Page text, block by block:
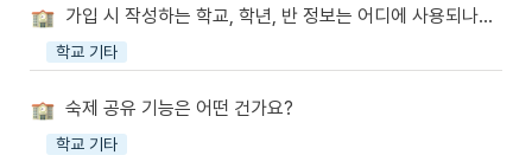
가입 시 작성하는 학교, 학년, 반 정보는 어디에 사용되나요?
학교 기타
숙제 공유 기능은 어떤 건가요?
학교 기타